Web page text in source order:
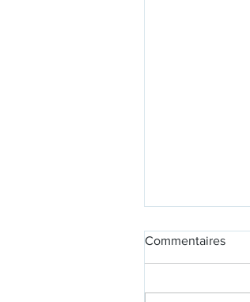
Commentaires